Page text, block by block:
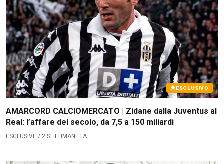
ESCLUSIVO
AMARCORD CALCIOMERCATO | Zidane dalla Juventus al
Real: l’affare del secolo, da 7,5 a 150 miliardi
ESCLUSIVE / 2 SETTIMANE FA